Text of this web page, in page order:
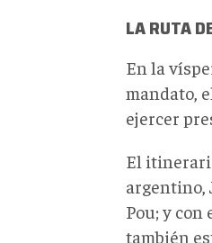
LA RUTA
En la
mandato,
ejercer
El
argentino,
Pou; y con
también